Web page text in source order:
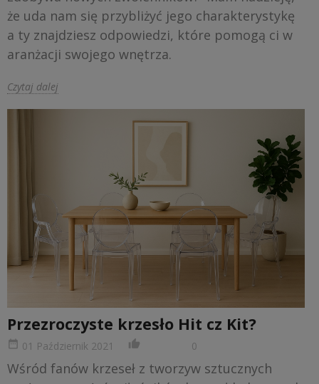
że uda nam się przybliżyć jego charakterystykę
a ty znajdziesz odpowiedzi, które pomogą ci w
aranżacji swojego wnętrza.
Czytaj dalej
Przezroczyste krzesło Hit cz Kit?
date_range 01 Październik 2021 thumb_up_alt 0
Wśród fanów krzeseł z tworzyw sztucznych